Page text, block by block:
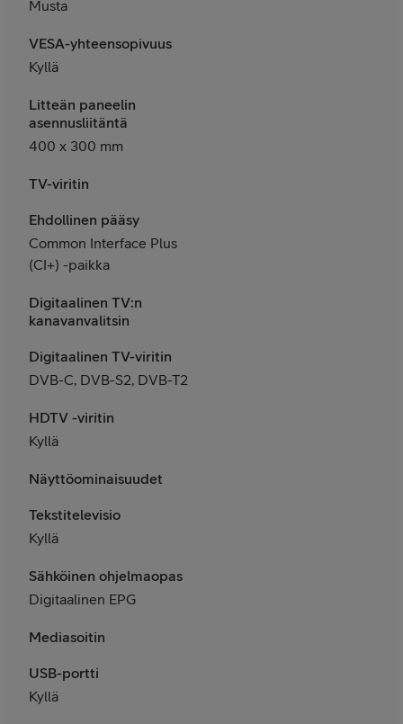
Musta
VESA-yhteensopivuus
Kyllä
Litteän paneelin
asennusliitäntä
400 x 300 mm
TV-viritin
Ehdollinen pääsy
Common Interface Plus
(CI+) -paikka
Digitaalinen TV:n
kanavanvalitsin
Digitaalinen TV-viritin
DVB-C, DVB-S2, DVB-T2
HDTV -viritin
Kyllä
Näyttöominaisuudet
Tekstitelevisio
Kyllä
Sähköinen ohjelmaopas
Digitaalinen EPG
Mediasoitin
USB-portti
Kyllä